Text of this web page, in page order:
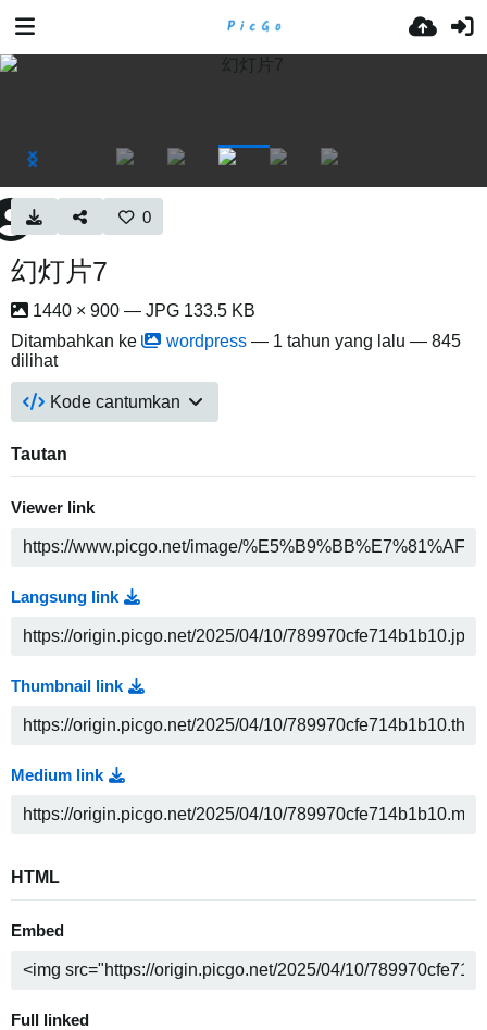
0
幻灯片7
1440 × 900 — JPG 133.5 KB
Ditambahkan ke
wordpress — 1 tahun yang lalu — 845
dilihat
Kode cantumkan
Tautan
Viewer link
Langsung link
Thumbnail link
Medium link
HTML
Embed
Full linked